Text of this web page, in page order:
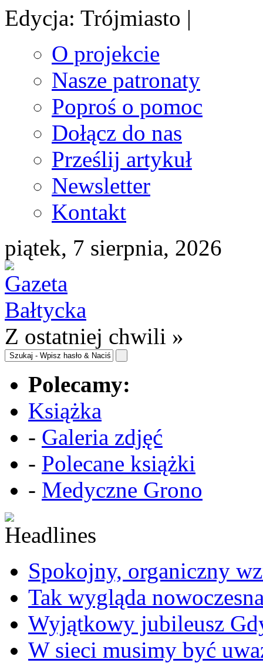
Edycja: Trójmiasto |
O projekcie
Nasze patronaty
Poproś o pomoc
Dołącz do nas
Prześlij artykuł
Newsletter
Kontakt
piątek, 7 sierpnia, 2026
Z ostatniej chwili »
Polecamy:
Książka
- Galeria zdjęć
- Polecane książki
- Medyczne Grono
Spokojny, organiczny
Tak wygląda
Wyjątkowy jubileusz
W sieci musimy być